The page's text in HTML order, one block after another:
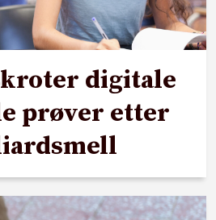
digitale
prøver etter